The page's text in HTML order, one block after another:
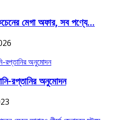
মেগা অফার, সব পণ্যে...
রপ্তানির অনুমোদন